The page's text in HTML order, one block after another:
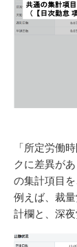
「所定労働
クに差異が
の集計項目を
例えば、裁
計欄と、深